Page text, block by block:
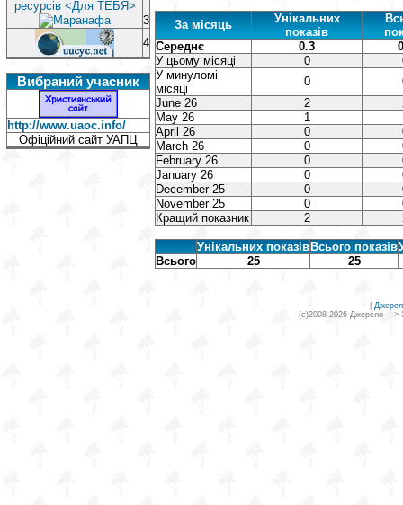
3
4
Вибраний учасник
http://www.uaoc.info/
Офіційний сайт УАПЦ
За місяць
Унікальних
показів
Середнє
0.3
У цьому місяці
0
У минуломі
місяці
0
June 26
2
May 26
1
April 26
0
March 26
0
February 26
0
January 26
0
December 25
0
November 25
0
Кращий показник
2
Унікальних показів Всього показів
Всього
25 25
(c)2008-2026 Джерело - ->